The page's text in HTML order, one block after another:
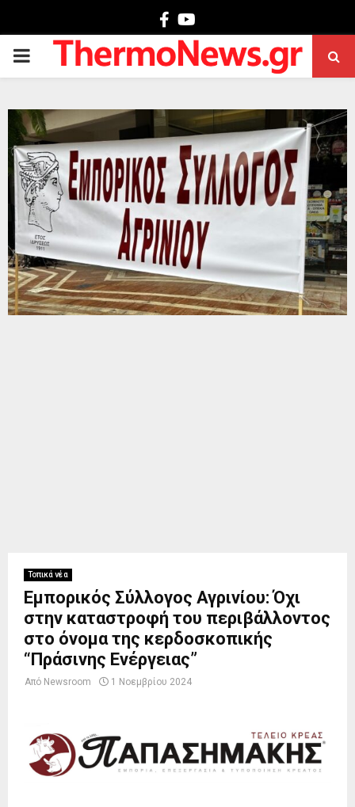
Facebook
PRIMARY
Τοπικά νέα
Εμπορικός Σύλλογος Αγρινίου: Όχι
στην καταστροφή του περιβάλλοντος
στο όνομα της κερδοσκοπικής
“Πράσινης Ενέργειας”
Από Newsroom 1 Νοεμβρίου 2024